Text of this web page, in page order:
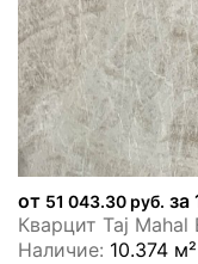
от 51 043.30 руб. за
Кварцит Taj Mahal
Наличие: 10.374 м²